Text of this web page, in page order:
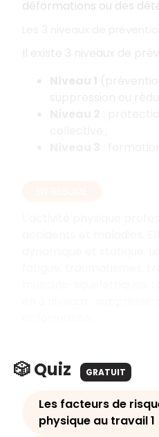
déformations ou des
🎲 Quiz GRATUIT
Les facteurs de
physique au travail 1